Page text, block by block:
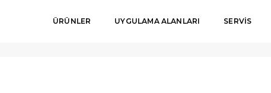
ÜRÜNLER UYGULAMA ALANLARI SERVIS